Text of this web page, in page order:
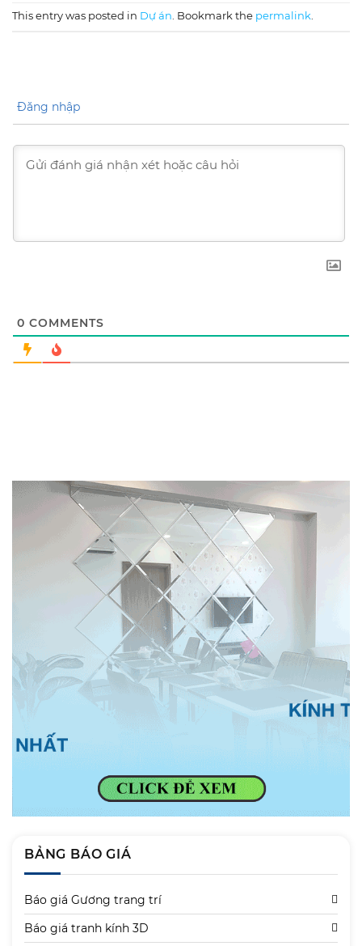
This entry was posted in Dự án. Bookmark the permalink.
Đăng nhập
0 COMMENTS
BẢNG BÁO GIÁ
Báo giá Gương trang trí
Báo giá tranh kính 3D